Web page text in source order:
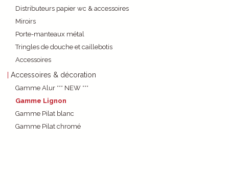
Distributeurs papier wc & accessoires
Miroirs
Porte-manteaux métal
Tringles de douche et caillebotis
Accessoires
Accessoires & décoration
Gamme Alur *** NEW ***
Gamme Lignon
Gamme Pilat blanc
Gamme Pilat chromé